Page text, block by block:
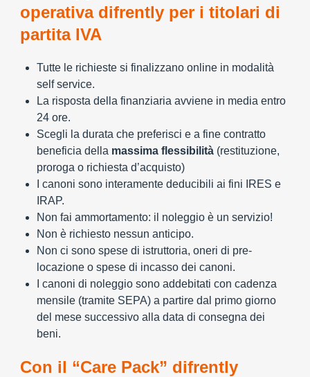
operativa difrently per i titolari di
partita IVA
Tutte le richieste si finalizzano online in modalità
self service.
La risposta della finanziaria avviene in media entro
24 ore.
Scegli la durata che preferisci e a fine contratto
beneficia della massima flessibilità (restituzione,
proroga o richiesta d’acquisto)
I canoni sono interamente deducibili ai fini IRES e
IRAP.
Non fai ammortamento: il noleggio è un servizio!
Non è richiesto nessun anticipo.
Non ci sono spese di istruttoria, oneri di pre-
locazione o spese di incasso dei canoni.
I canoni di noleggio sono addebitati con cadenza
mensile (tramite SEPA) a partire dal primo giorno
del mese successivo alla data di consegna dei
beni.
Con il “Care Pack” difrently